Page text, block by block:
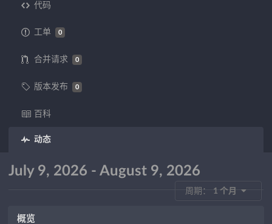
代码
工单 0
合并请求 0
版本发布 0
百科
动态
July 9, 2026 - August 9, 2026
周期：1 个月
概览